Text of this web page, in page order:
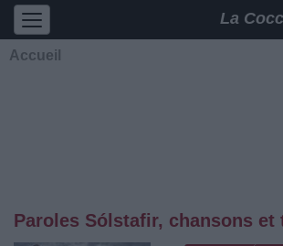
La
Accueil
Paroles Sólstafir, chansons et